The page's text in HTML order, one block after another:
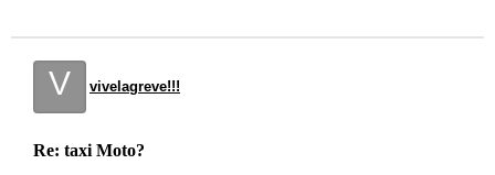
V vivelagreve!!!
Re: taxi Moto?